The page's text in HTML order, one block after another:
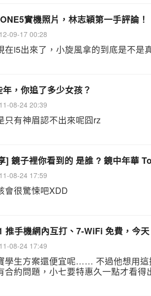
實機照片，林志穎第一手評論！
09-17 00:28
在i5出來了，小旋風拿的到底是不
，你追了多少女孩？
08-24 20:39
只有神眉認不出來呢囧rz
] 鏡子裡你看到的 是誰 ? 鏡中年華
08-24 17:59
會很驚悚吧XDD
推手機網內互打、7-WiFi 免費，今
08-24 17:49
學生方案還便宜呢…… 不過他想用
合約問題，小七要特惠久一點才看得